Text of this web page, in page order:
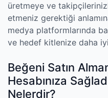
üretmeye ve
etmeniz gerektiği
medya platformlarında
ve hedef kitlenize daha
Beğeni Satın
Hesabınıza
Nelerdir?